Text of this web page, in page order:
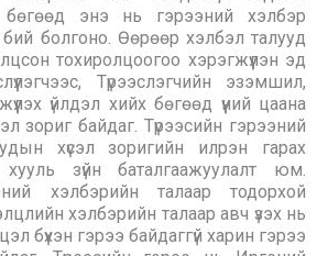
бөгөөд энэ нь гэрээний хэлбэр
болгоно. Өөрөөр хэлбэл талууд
тохиролцоогоо хэрэгжүүлэн эд
Түрээслэгчийн эзэмшил,
үйлдэл хийх бөгөөд үүний цаана
зориг байдаг. Түрээсийн гэрээний
хүсэл зоригийн илрэн гарах
зүйн баталгаажуулалт юм.
хэлбэрийн талаар тодорхой
хэлбэрийн талаар авч үзэх нь
бүхэн гэрээ байдаггүй харин гэрээ